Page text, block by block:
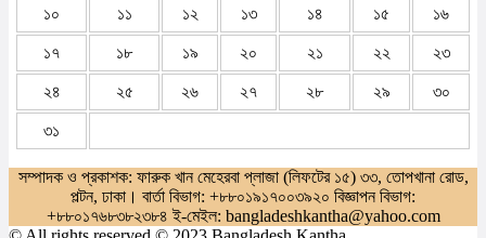
১০ ১১ ১২ ১৩ ১৪ ১৫ ১৬
১৭ ১৮ ১৯ ২০ ২১ ২২ ২৩
২৪ ২৫ ২৬ ২৭ ২৮ ২৯ ৩০
৩১
সম্পাদক ও প্রকাশক: ফারুক খান মেহেরবা প্লাজা (লিফটের ১৫) ৩৩, তোপখানা রোড,
পল্টন, ঢাকা। বার্তা বিভাগ: +৮৮০১৯১৭০০৩৯২০ বিজ্ঞাপন বিভাগ:
+৮৮০১৭৬৮৩৮২৩৮৪ ই-মেইল: bangladeshkantha@yahoo.com